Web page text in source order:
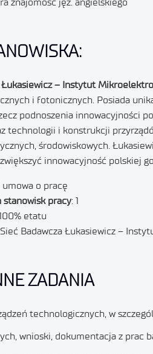
Łukasiewicz – Instytut
i fotonicznych. Posiada
podnoszenia innowacyjności
technologii i konstrukcji
środowiskowych.
innowacyjność polskiej
umowa o pracę
stanowisk pracy: 1
etatu
Badawcza Łukasiewicz –
ZADANIA
technologicznych, w
wnioski, dokumentacja z prac